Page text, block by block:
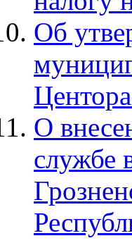
Об
О
службе